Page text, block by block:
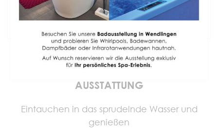
Fachmännischer Einbau &
5 Jahre Gewährleistung
AUSSTATTUNG
Eintauchen in das sprudelnde Wasser und
genießen